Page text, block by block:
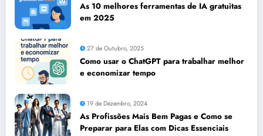
As 10 melhores ferramentas de IA gratuitas
em 2025
27 de Outubro, 2025
Como usar o ChatGPT para trabalhar melhor
e economizar tempo
19 de Dezembro, 2024
As Profissões Mais Bem Pagas e Como se
Preparar para Elas com Dicas Essenciais